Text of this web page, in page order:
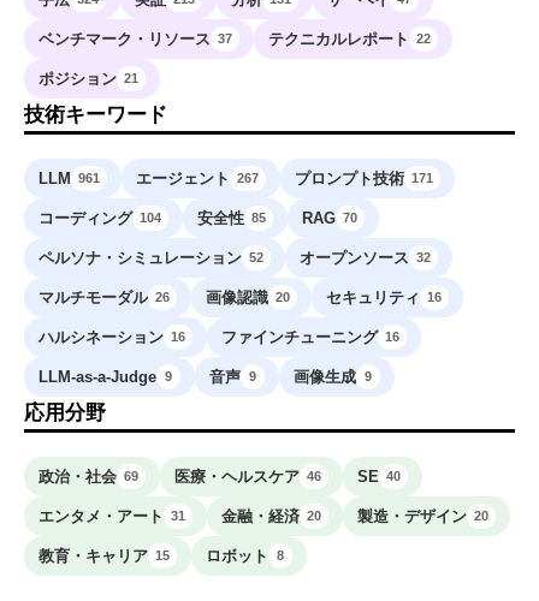
ベンチマーク・リソース 37 テクニカルレポート 22
ポジション 21
技術キーワード
LLM 961 エージェント 267 プロンプト技術 171
コーディング 104 安全性 85 RAG 70
ペルソナ・シミュレーション 52 オープンソース 32
マルチモーダル 26 画像認識 20 セキュリティ 16
ハルシネーション 16 ファインチューニング 16
LLM-as-a-Judge 9 音声 9 画像生成 9
応用分野
政治・社会 69 医療・ヘルスケア 46 SE 40
エンタメ・アート 31 金融・経済 20 製造・デザイン 20
教育・キャリア 15 ロボット 8